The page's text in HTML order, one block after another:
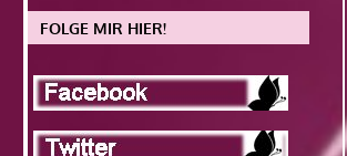
FOLGE MIR HIER!